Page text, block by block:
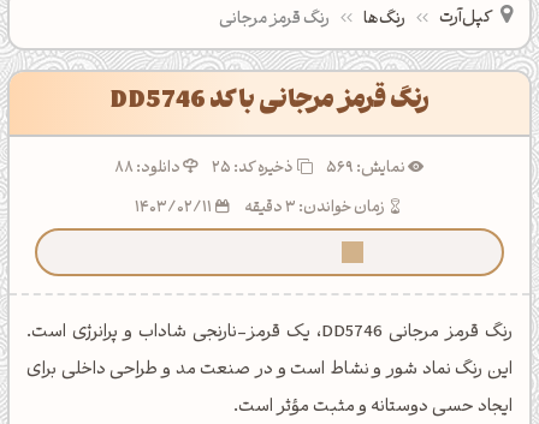
کپل‌آرت رنگ‌ها رنگ قرمز مرجانی
رنگ قرمز مرجانی با کد DD5746
نمایش: 569 ذخیره کد:25
دانلود: 88
زمان خواندن: 3 دقیقه
رنگ قرمز مرجانی DD5746، یک قرمز-نارنجی شاداب و پرانرژی است.
این رنگ نماد شور و نشاط است و در صنعت مد و طراحی داخلی برای
ایجاد حسی دوستانه و مثبت مؤثر است.